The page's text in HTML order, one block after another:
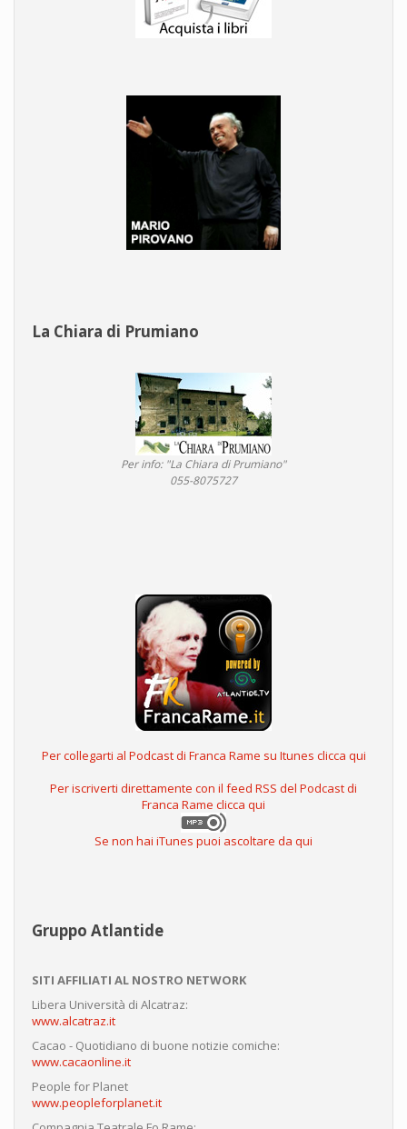
La Chiara di Prumiano
Per info: "La Chiara di Prumiano"
055-8075727
Per collegarti al Podcast di Franca Rame su Itunes clicca qui
Per iscriverti direttamente con il feed RSS del Podcast di
Franca Rame clicca qui
Se non hai iTunes puoi ascoltare da qui
Gruppo Atlantide
SITI AFFILIATI AL NOSTRO NETWORK
Libera Università di Alcatraz:
www.alcatraz.it
Cacao - Quotidiano di buone notizie comiche:
www.cacaonline.it
People for Planet
www.peopleforplanet.it